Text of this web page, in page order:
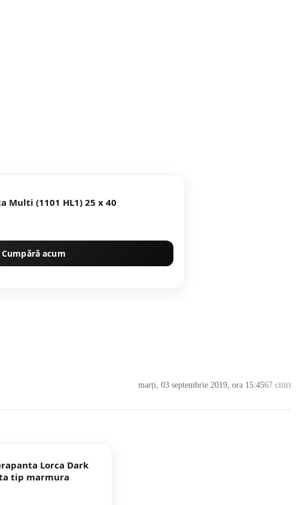
Faianta decorativa Lorca Multi (1101 HL1) 25 x 40
Cumpără acum
marți, 03 septembrie 2019, ora 15:4567 citiri
Lorca Dark
Brown 30 x 30 cm mata tip marmura